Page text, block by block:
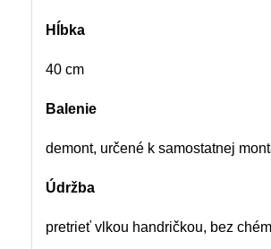
Hĺbka
40 cm
Balenie
demont, určené k samostatnej
Údržba
pretrieť vlkou handričkou, bez